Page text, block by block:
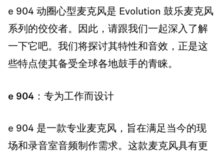
e 904 动圈心型麦克风是 Evolution 鼓乐麦克风
系列的佼佼者。因此，请跟我们一起深入了解
一下它吧。我们将探讨其特性和音效，正是这
些特点使其备受全球各地鼓手的青睐。
e 904：专为工作而设计
e 904 是一款专业麦克风，旨在满足当今的现
场和录音室音频制作需求。这款麦克风具有更